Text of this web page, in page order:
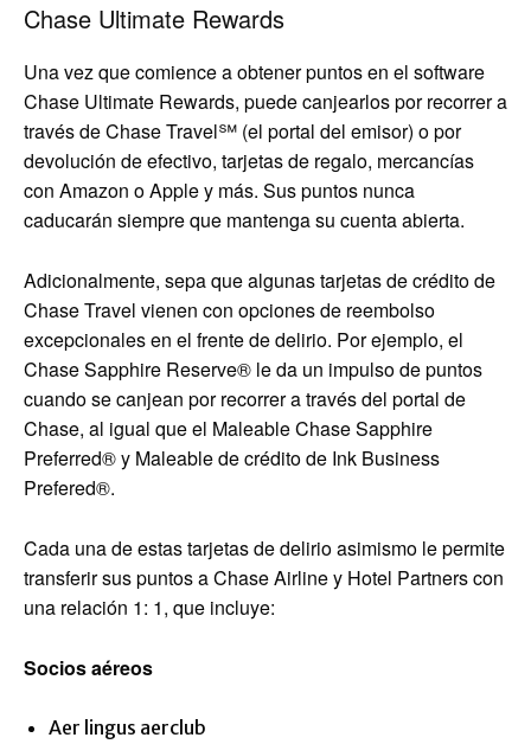
Chase Ultimate Rewards
Una vez que comience a obtener puntos en el software
Chase Ultimate Rewards, puede canjearlos por recorrer a
través de Chase Travel℠ (el portal del emisor) o por
devolución de efectivo, tarjetas de regalo, mercancías
con Amazon o Apple y más. Sus puntos nunca
caducarán siempre que mantenga su cuenta abierta.
Adicionalmente, sepa que algunas tarjetas de crédito de
Chase Travel vienen con opciones de reembolso
excepcionales en el frente de delirio. Por ejemplo, el
Chase Sapphire Reserve® le da un impulso de puntos
cuando se canjean por recorrer a través del portal de
Chase, al igual que el Maleable Chase Sapphire
Preferred®y Maleable de crédito de Ink Business
Prefered®.
Cada una de estas tarjetas de delirio asimismo le permite
transferir sus puntos a Chase Airline y Hotel Partners con
una relación 1: 1, que incluye:
Socios aéreos
Aer lingus aerclub